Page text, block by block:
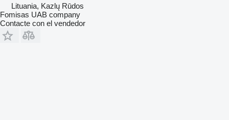
Lituania, Kazlų Rūdos
Fomisas UAB company
Contacte con el vendedor